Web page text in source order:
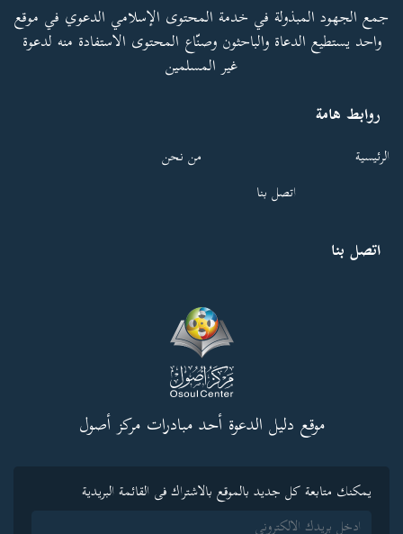
جمع الجهود المبذولة في خدمة المحتوى الإسلامي الدعوي في موقع
واحد يستطيع الدعاة والباحثون وصنّاع المحتوى الاستفادة منه لدعوة
غير المسلمين
روابط هامة
الرئيسية
من نحن
اتصل بنا
اتصل بنا
موقع دليل الدعوة أحد مبادرات مركز أصول
يمكنك متابعة كل جديد بالموقع بالاشتراك فى القائمة البريدية